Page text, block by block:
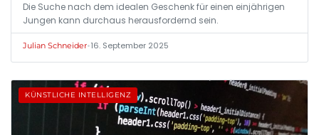
Die Suche nach dem idealen Geschenk für einen einjährigen
Jungen kann durchaus herausfordernd sein.
Julian Schneider•16. September 2025
KÜNSTLICHE INTELLIGENZ